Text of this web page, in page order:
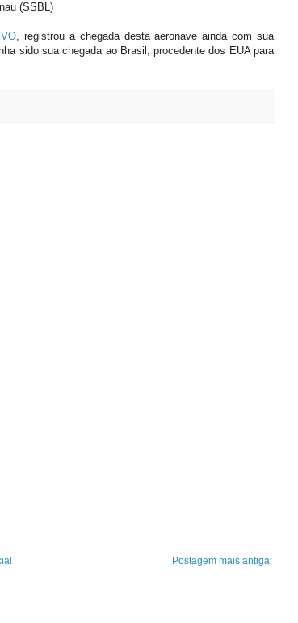
(SSBL)
, registrou a chegada desta aeronave ainda com sua
sido sua chegada ao Brasil, procedente dos EUA para
Postagem mais antiga